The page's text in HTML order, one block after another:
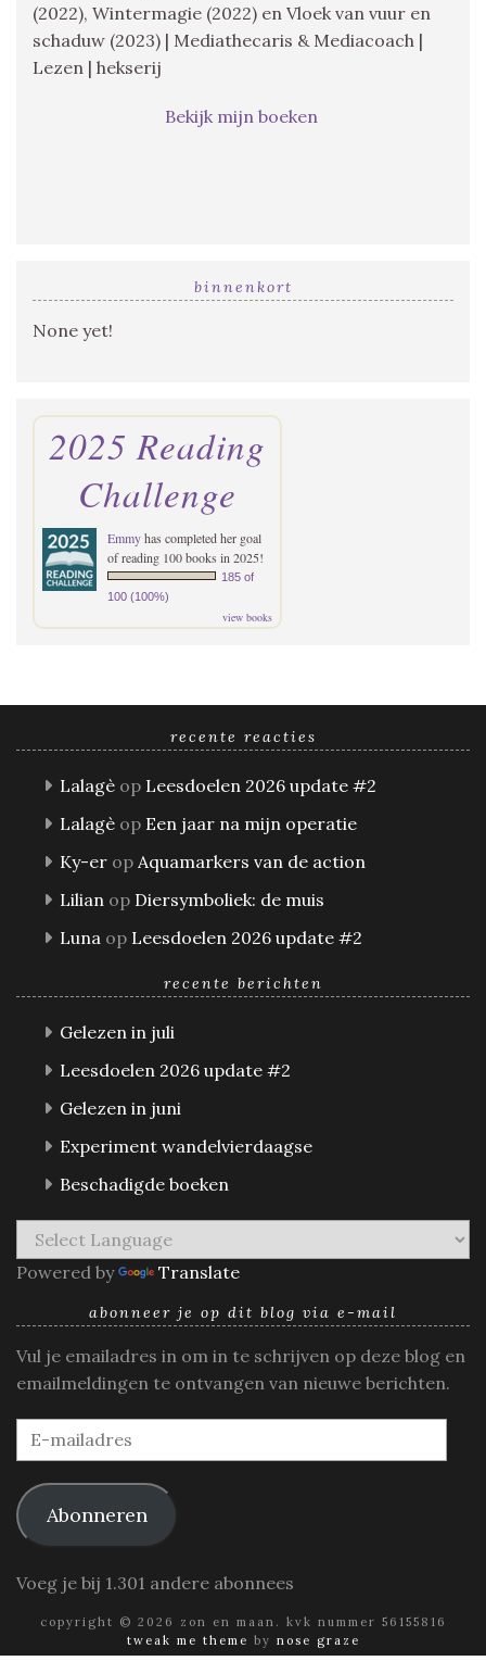
(2022), Wintermagie (2022) en Vloek van vuur en
schaduw (2023) | Mediathecaris & Mediacoach |
Lezen | hekserij
Bekijk mijn boeken
binnenkort
None yet!
2025 Reading
Challenge
Emmyhas completed her goal
of reading 100 books in 2025!
185 of
100 (100%)
view books
recente reacties
Lalagè op Leesdoelen 2026 update #2
Lalagè op Een jaar na mijn operatie
Ky-er op Aquamarkers van de action
Lilian op Diersymboliek: de muis
Luna op Leesdoelen 2026 update #2
recente berichten
Gelezen in juli
Leesdoelen 2026 update #2
Gelezen in juni
Experiment wandelvierdaagse
Beschadigde boeken
Powered by Translate
abonneer je op dit blog via e-mail
Vul je emailadres in om in te schrijven op deze blog en
emailmeldingen te ontvangen van nieuwe berichten.
E-
mailadres
Abonneren
Voeg je bij 1.301 andere abonnees
copyright © 2026 zon en maan. kvk nummer 56155816
tweak me theme by nose graze